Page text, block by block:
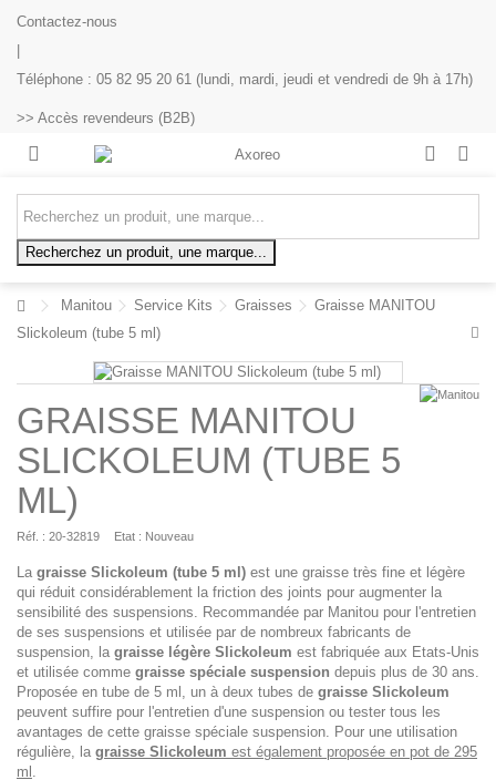
Contactez-nous
Téléphone : 05 82 95 20 61 (lundi, mardi, jeudi et vendredi de 9h à 17h)
>> Accès revendeurs (B2B)
Recherchez un produit, une marque...
Manitou Service Kits Graisses
Graisse MANITOU
Slickoleum (tube 5 ml)
GRAISSE MANITOU
SLICKOLEUM (TUBE 5
ML)
Réf. : 20-32819 Etat : Nouveau
La graisse Slickoleum (tube 5 ml) est une graisse très fine et légère
qui réduit considérablement la friction des joints pour augmenter la
sensibilité des suspensions. Recommandée par Manitou pour l'entretien
de ses suspensions et utilisée par de nombreux fabricants de
suspension, la graisse légère Slickoleum est fabriquée aux Etats-Unis
et utilisée comme graisse spéciale suspension depuis plus de 30 ans.
Proposée en tube de 5 ml, un à deux tubes de graisse Slickoleum
peuvent suffire pour l'entretien d'une suspension ou tester tous les
avantages de cette graisse spéciale suspension. Pour une utilisation
régulière, la graisse Slickoleum est également proposée en pot de 295
ml .